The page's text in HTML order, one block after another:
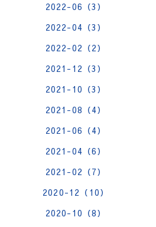
2022-06（3）
2022-04（3）
2022-02（2）
2021-12（3）
2021-10（3）
2021-08（4）
2021-06（4）
2021-04（6）
2021-02（7）
2020-12（10）
2020-10（8）